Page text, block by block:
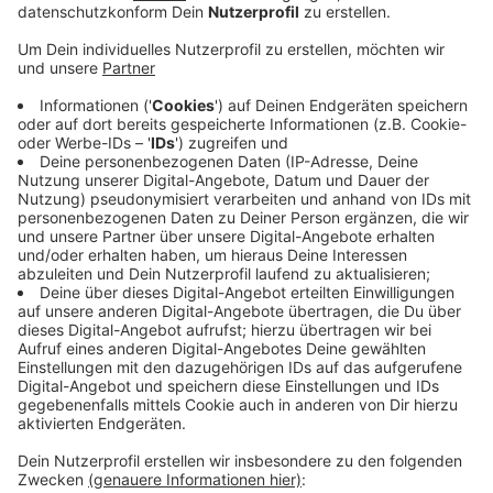
Veröffentlicht:Mittwoch, 31.01.2024 06:21
Anzeige
Selbstgestaltete Kartensets für Spenden
Anzeige
Die Kitas des katholischen Seelsorgebereichs
Leverkusen Südost haben in ihren eigenen
Räumlichkeiten, im Gottesdienst und an Marktständen
ein selbstgestaltetes Kartenset angeboten und dafür
Spenden gesammelt. Die Aktion Lichtblicke
unterstützt Kinder und Familien in schwierigen
Verhältnissen.
Anzeige